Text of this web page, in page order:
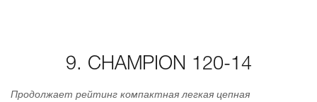
9. CHAMPION 120-14
Продолжает рейтинг компактная легкая цепная